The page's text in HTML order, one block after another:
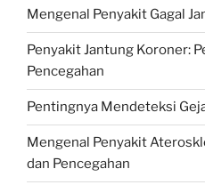
Mengenal Penyakit Gagal
Penyakit Jantung Koroner:
Pencegahan
Pentingnya Mendeteksi
Mengenal Penyakit
dan Pencegahan